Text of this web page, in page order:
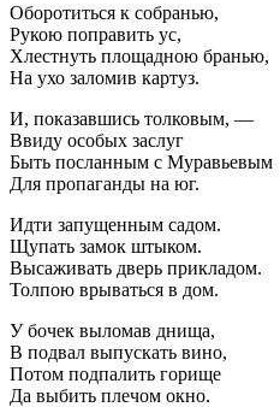
Оборотиться к собранью,
Рукою поправить ус,
Хлестнуть площадною бранью,
На ухо заломив картуз.
И, показавшись толковым, —
Ввиду особых заслуг
Быть посланным с Муравьевым
Для пропаганды на юг.
Идти запущенным садом.
Щупать замок штыком.
Высаживать дверь прикладом.
Толпою врываться в дом.
У бочек выломав днища,
В подвал выпускать вино,
Потом подпалить горище
Да выбить плечом окно.